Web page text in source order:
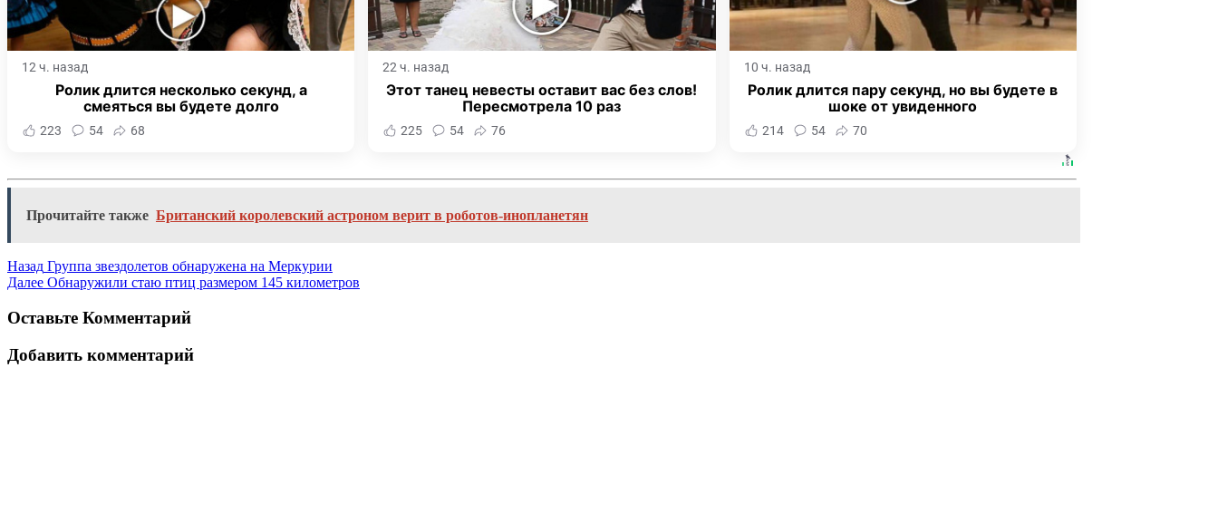
12 ч. назад
Ролик длится несколько секунд, а
смеяться вы будете долго
223 54 68
22 ч. назад
Этот танец невесты оставит вас без слов!
Пересмотрела 10 раз
225 54 76
10 ч. назад
Ролик длится пару секунд, но вы будете в
шоке от увиденного
214 54 70
Прочитайте также Британский королевский астроном верит в роботов-инопланетян
Назад Группа звездолетов обнаружена на Меркурии
Далее Обнаружили стаю птиц размером 145 километров
Оставьте Комментарий
Добавить комментарий